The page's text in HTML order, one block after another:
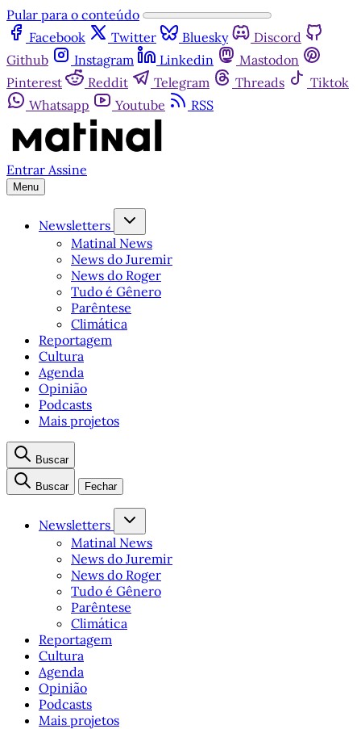
Pular para o conteúdo
Facebook
Twitter Bluesky
Discord
Github
Instagram Linkedin
Mastodon
Pinterest
Reddit Telegram Threads
Tiktok
Whatsapp
Youtube RSS
Entrar Assine
Menu
Newsletters
Matinal News
News do Juremir
News do Roger
Tudo é Gênero
Parêntese
Climática
Reportagem
Cultura
Agenda
Opinião
Podcasts
Mais projetos
Buscar
Buscar Fechar
Newsletters
Matinal News
News do Juremir
News do Roger
Tudo é Gênero
Parêntese
Climática
Reportagem
Cultura
Agenda
Opinião
Podcasts
Mais projetos